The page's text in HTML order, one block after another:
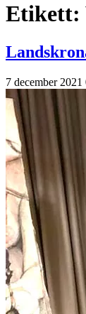
Etikett:
7 december 2021